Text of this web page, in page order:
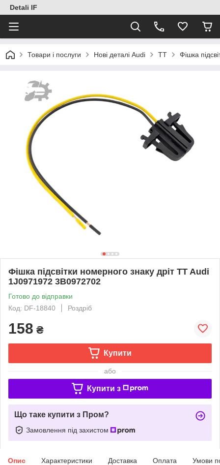
Detali IF
Товари і послуги Нові деталі Audi TT Фішка
Фішка підсвітки номерного знаку дріт TT Audi
1J0971972 3B0972702
Готово до відправки
Код: DF-18840
Роздріб
158 ₴
Купити
або
Купити з
Що таке купити з Пром?
Замовлення під захистом
Опис Характеристики Доставка Оплата Умови